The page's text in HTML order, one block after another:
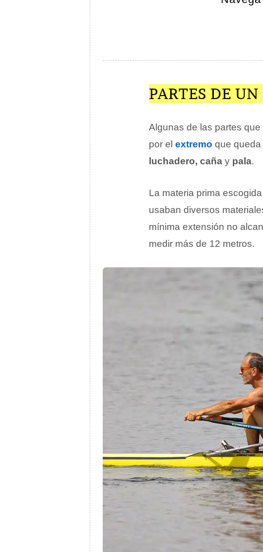
PARTES DE
Algunas de las partes
por el extremo que
luchadero, caña y pala.
La materia prima
usaban diversos
mínima extensión no
medir más de 12 metros.